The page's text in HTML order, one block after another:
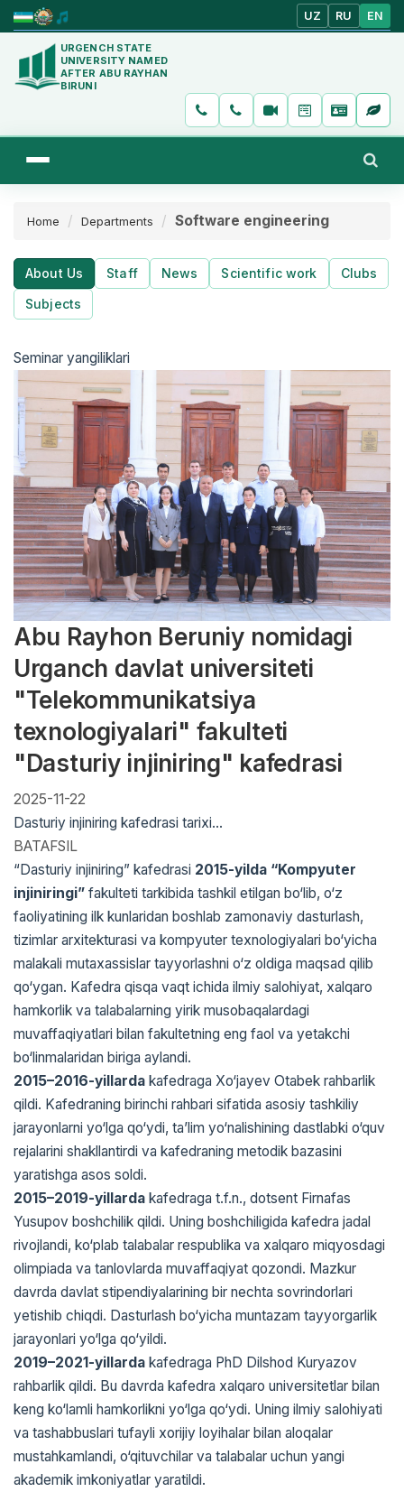
UZ RU EN
URGENCH STATE
UNIVERSITY NAMED
AFTER ABU RAYHAN
BIRUNI
Home Departments Software engineering
About Us Staff News Scientific work
Clubs
Subjects
Seminar yangiliklari
Abu Rayhon Beruniy nomidagi
Urganch davlat universiteti
"Telekommunikatsiya
texnologiyalari" fakulteti
"Dasturiy injiniring" kafedrasi
2025-11-22
Dasturiy injiniring kafedrasi tarixi...
BATAFSIL
“Dasturiy injiniring” kafedrasi 2015-yilda “Kompyuter
injiniringi” fakulteti tarkibida tashkil etilgan bo‘lib, o‘z
faoliyatining ilk kunlaridan boshlab zamonaviy dasturlash,
tizimlar arxitekturasi va kompyuter texnologiyalari bo‘yicha
malakali mutaxassislar tayyorlashni o‘z oldiga maqsad qilib
qo‘ygan. Kafedra qisqa vaqt ichida ilmiy salohiyat, xalqaro
hamkorlik va talabalarning yirik musobaqalardagi
muvaffaqiyatlari bilan fakultetning eng faol va yetakchi
bo‘linmalaridan biriga aylandi.
2015–2016-yillarda kafedraga Xo‘jayev Otabek rahbarlik
qildi. Kafedraning birinchi rahbari sifatida asosiy tashkiliy
jarayonlarni yo‘lga qo‘ydi, ta’lim yo‘nalishining dastlabki o‘quv
rejalarini shakllantirdi va kafedraning metodik bazasini
yaratishga asos soldi.
2015–2019-yillarda kafedraga t.f.n., dotsent Firnafas
Yusupov boshchilik qildi. Uning boshchiligida kafedra jadal
rivojlandi, ko‘plab talabalar respublika va xalqaro miqyosdagi
olimpiada va tanlovlarda muvaffaqiyat qozondi. Mazkur
davrda davlat stipendiyalarining bir nechta sovrindorlari
yetishib chiqdi. Dasturlash bo‘yicha muntazam tayyorgarlik
jarayonlari yo‘lga qo‘yildi.
2019–2021-yillarda kafedraga PhD Dilshod Kuryazov
rahbarlik qildi. Bu davrda kafedra xalqaro universitetlar bilan
keng ko‘lamli hamkorlikni yo‘lga qo‘ydi. Uning ilmiy salohiyati
va tashabbuslari tufayli xorijiy loyihalar bilan aloqalar
mustahkamlandi, o‘qituvchilar va talabalar uchun yangi
akademik imkoniyatlar yaratildi.